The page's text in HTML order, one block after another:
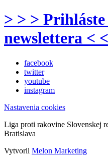
> > >
newslettera <
facebook
twitter
youtube
instagram
Nastavenia cookies
Liga proti rakovine Slovenskej
Bratislava
Vytvoril Melon Marketing